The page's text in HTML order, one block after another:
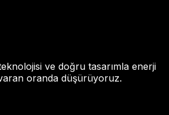
ve doğru tasarımla enerji
oranda düşürüyoruz.